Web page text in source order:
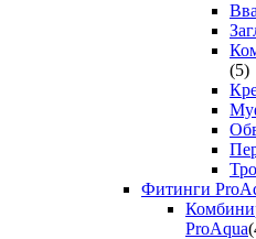
(5)
Фитинги
ProAqua